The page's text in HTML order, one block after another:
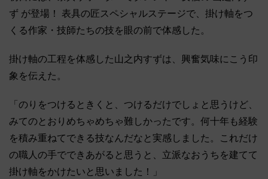
ず が登場！ 表具の匠スペシャルステージで、掛け軸をつ
くる作家・技師たちの技を眼の前で体感した。
掛け軸の工程を体感した山之内すずは、興奮気味にこう印
象を伝えた。
「のりをつけるときくと、つけるだけでしょと思うけど、
みてのとおりめちゃめちゃ難しかったです。何十年も経験
を積み重ねてできる技なんだなと実感しました。これだけ
の職人の手でできあがると思うと、立派なおうちを建てて
掛け軸をかけたいと思いました！」